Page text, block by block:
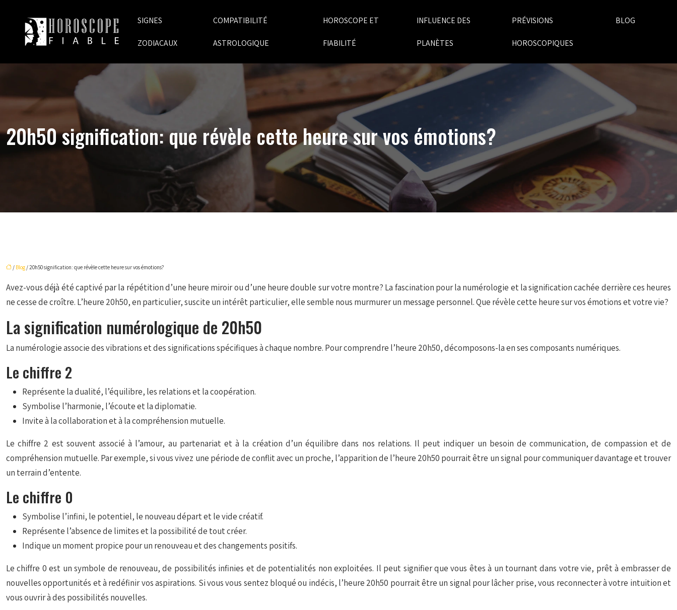
SIGNES
ZODIACAUX
COMPATIBILITÉ
ASTROLOGIQUE
HOROSCOPE ET
FIABILITÉ
INFLUENCE DES
PLANÈTES
PRÉVISIONS
HOROSCOPIQUES
BLOG
20h50 signification: que révèle cette heure sur vos émotions?
/ Blog / 20h50 signification: que révèle cette heure sur vos émotions?
Avez-vous déjà été captivé par la répétition d’une heure miroir ou d’une heure double sur votre montre? La fascination pour la numérologie et la signification cachée derrière ces heures
ne cesse de croître. L’heure 20h50, en particulier, suscite un intérêt particulier, elle semble nous murmurer un message personnel. Que révèle cette heure sur vos émotions et votre vie?
La signification numérologique de 20h50
La numérologie associe des vibrations et des significations spécifiques à chaque nombre. Pour comprendre l’heure 20h50, décomposons-la en ses composants numériques.
Le chiffre 2
Représente la dualité, l’équilibre, les relations et la coopération.
Symbolise l’harmonie, l’écoute et la diplomatie.
Invite à la collaboration et à la compréhension mutuelle.
Le chiffre 2 est souvent associé à l’amour, au partenariat et à la création d’un équilibre dans nos relations. Il peut indiquer un besoin de communication, de compassion et de
compréhension mutuelle. Par exemple, si vous vivez une période de conflit avec un proche, l’apparition de l’heure 20h50 pourrait être un signal pour communiquer davantage et trouver
un terrain d’entente.
Le chiffre 0
Symbolise l’infini, le potentiel, le nouveau départ et le vide créatif.
Représente l’absence de limites et la possibilité de tout créer.
Indique un moment propice pour un renouveau et des changements positifs.
Le chiffre 0 est un symbole de renouveau, de possibilités infinies et de potentialités non exploitées. Il peut signifier que vous êtes à un tournant dans votre vie, prêt à embrasser de
nouvelles opportunités et à redéfinir vos aspirations. Si vous vous sentez bloqué ou indécis, l’heure 20h50 pourrait être un signal pour lâcher prise, vous reconnecter à votre intuition et
vous ouvrir à des possibilités nouvelles.